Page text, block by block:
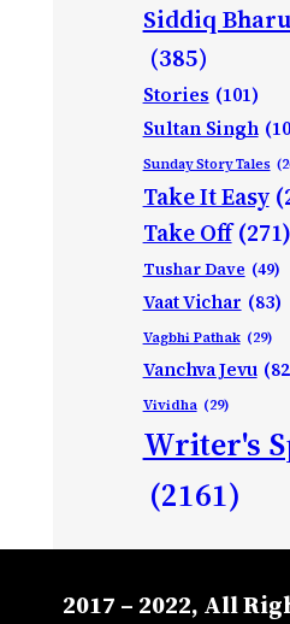
Siddiq
(385)
Stories (101)
Sultan Singh
Sunday Story Tales
Take It Easy
Take Off (271)
Tushar Dave (49)
Vaat Vichar (83)
Vagbhi Pathak (29)
Vanchva Jevu
Vividha (29)
Writer's
(2161)
2017 – 2022, All